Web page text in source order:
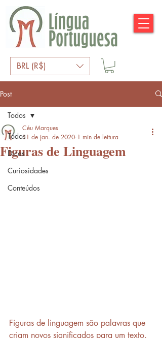
BRL (R$)
Post
Todos
Dicas
Curiosidades
Conteúdos
Todos
Figuras de Linguagem
Céu Marques
31 de jan. de 2020 1 min de leitura
Figuras de linguagem são palavras que
criam novos significados para um texto,